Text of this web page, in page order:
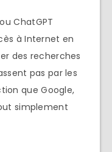
ChatGPT
à Internet en
des recherches
pas par les
que Google,
simplement